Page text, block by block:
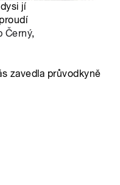
jí
Černý,
zavedla průvodkyně